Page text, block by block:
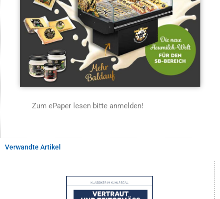
Zum ePaper lesen bitte anmelden!
Verwandte Artikel